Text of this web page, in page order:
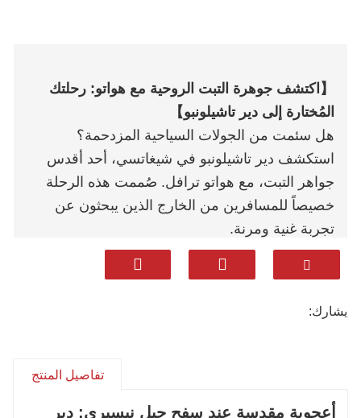
【اكتشف جوهرة التبت الروحية مع هواتو: رحلتك
المُختارة إلى دير تاشيلونبو】
هل سئمت من الجولات السياحية المزدحمة؟
استكشف دير تاشيلونبو في شيغاتسي، أحد أقدس
جواهر التبت، مع هواتو ترافل. صُممت هذه الرحلة
خصيصاً للمسافرين من الخارج الذين يبحثون عن
تجربة غنية ومرنة.
✅ لماذا تختار تجربتنا المخصصة 5A؟
وطابق التجارب - من كنيسة مايتريا المهيبة (أكبر
لا داعي للقلق بشأن التخطيط: نتولى أمر التصاريح
والمرشدين ووسائل النقل. استمتع برحلة سلسة
يشارك:
تفاصيل المنتج
أعجوبة مقدسة عند سفح جبل نيسيري: دير